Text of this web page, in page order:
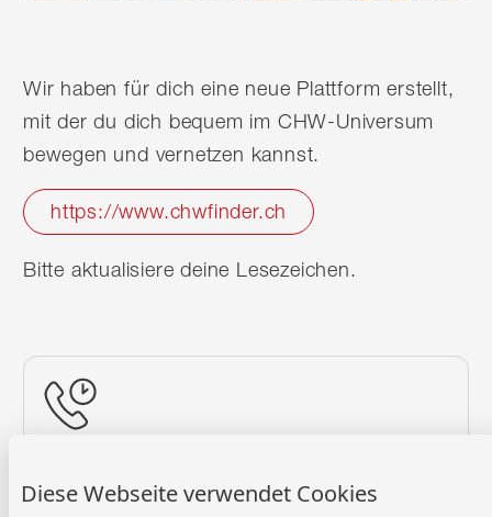
Diese Webseite verwendet Cookies
Wir haben für dich eine neue Plattform erstellt,
mit der du dich bequem im CHW-Universum
bewegen und vernetzen kannst.
https://www.chwfinder.ch
Bitte aktualisiere deine Lesezeichen.